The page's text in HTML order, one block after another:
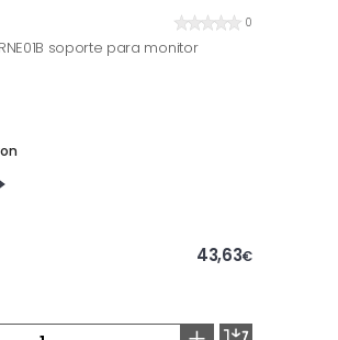
0
soporte para monitor
43,63€